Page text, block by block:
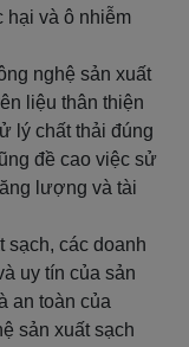
hại và ô nhiễm
nghệ sản xuất
liệu thân thiện
lý chất thải đúng
đề cao việc sử
lượng và tài
sạch, các doanh
uy tín của sản
an toàn của
sản xuất sạch